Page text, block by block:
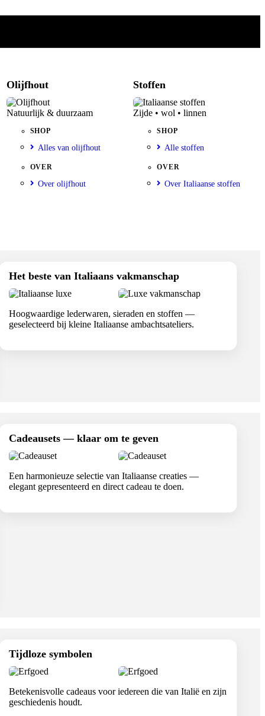
Olijfhout
Natuurlijk & duurzaam
SHOP
Alles van olijfhout
OVER
Over olijfhout
Stoffen
Zijde • wol • linnen
SHOP
Alle stoffen
OVER
Over Italiaanse stoffen
Het beste van Italiaans vakmanschap
Hoogwaardige lederwaren, sieraden en stoffen —
geselecteerd bij kleine Italiaanse ambachtsateliers.
Cadeausets — klaar om te geven
Een harmonieuze selectie van Italiaanse creaties —
elegant gepresenteerd en direct cadeau te doen.
Tijdloze symbolen
Betekenisvolle cadeaus voor iedereen die van Italië en zijn
geschiedenis houdt.